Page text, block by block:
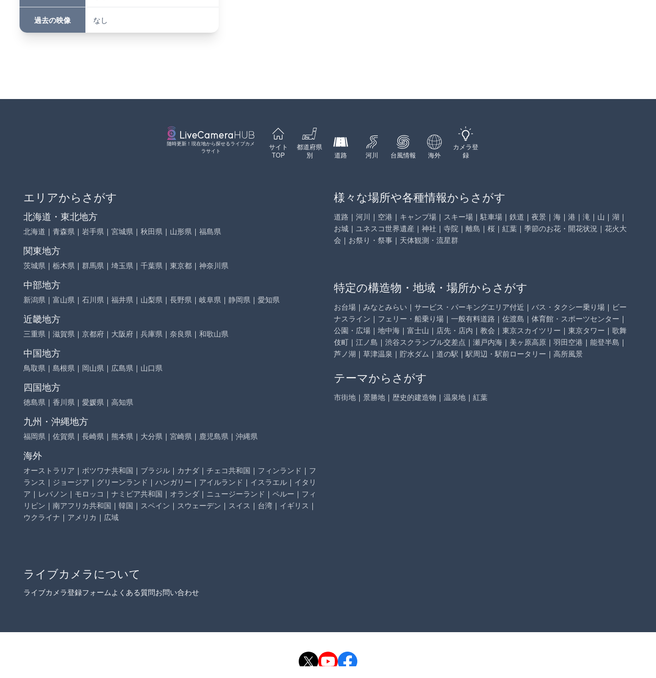
過去の映像 なし
随時更新！現在地から探せるライブカメ
ラサイト
サイト
TOP
都道府県
別
道路 河川 台風情報 海外
カメラ登
録
エリアからさがす
北海道・東北地方
北海道 ｜ 青森県 ｜ 岩手県 ｜ 宮城県 ｜ 秋田県 ｜ 山形県 ｜ 福島県
関東地方
茨城県 ｜ 栃木県 ｜ 群馬県 ｜ 埼玉県 ｜ 千葉県 ｜ 東京都 ｜ 神奈川県
中部地方
新潟県 ｜ 富山県 ｜ 石川県 ｜ 福井県 ｜ 山梨県 ｜ 長野県 ｜ 岐阜県 ｜ 静岡県 ｜ 愛知県
近畿地方
三重県 ｜ 滋賀県 ｜ 京都府 ｜ 大阪府 ｜ 兵庫県 ｜ 奈良県 ｜ 和歌山県
中国地方
鳥取県 ｜ 島根県 ｜ 岡山県 ｜ 広島県 ｜ 山口県
四国地方
徳島県 ｜ 香川県 ｜ 愛媛県 ｜ 高知県
九州・沖縄地方
福岡県 ｜ 佐賀県 ｜ 長崎県 ｜ 熊本県 ｜ 大分県 ｜ 宮崎県 ｜ 鹿児島県 ｜ 沖縄県
海外
オーストラリア ｜ ボツワナ共和国 ｜ ブラジル ｜ カナダ ｜ チェコ共和国 ｜ フィンランド ｜ フ
ランス ｜ ジョージア ｜ グリーンランド ｜ ハンガリー ｜ アイルランド ｜ イスラエル ｜ イタリ
ア ｜ レバノン ｜ モロッコ ｜ ナミビア共和国 ｜ オランダ ｜ ニュージーランド ｜ ペルー ｜ フィ
リピン ｜ 南アフリカ共和国 ｜ 韓国 ｜ スペイン ｜ スウェーデン ｜ スイス ｜ 台湾 ｜ イギリス ｜
ウクライナ ｜ アメリカ ｜ 広域
様々な場所や各種情報からさがす
道路 ｜ 河川 ｜ 空港 ｜ キャンプ場 ｜ スキー場 ｜ 駐車場 ｜ 鉄道 ｜ 夜景 ｜ 海 ｜ 港 ｜ 滝 ｜ 山 ｜ 湖 ｜
お城 ｜ ユネスコ世界遺産 ｜ 神社 ｜ 寺院 ｜ 離島 ｜ 桜 ｜ 紅葉 ｜ 季節のお花・開花状況 ｜ 花火大
会 ｜ お祭り・祭事 ｜ 天体観測・流星群
特定の構造物・地域・場所からさがす
お台場 ｜ みなとみらい ｜ サービス・パーキングエリア付近 ｜ バス・タクシー乗り場 ｜ ビー
ナスライン ｜ フェリー・船乗り場 ｜ 一般有料道路 ｜ 佐渡島 ｜ 体育館・スポーツセンター ｜
公園・広場 ｜ 地中海 ｜ 富士山 ｜ 店先・店内 ｜ 教会 ｜ 東京スカイツリー ｜ 東京タワー ｜ 歌舞
伎町 ｜ 江ノ島 ｜ 渋谷スクランブル交差点 ｜ 瀬戸内海 ｜ 美ヶ原高原 ｜ 羽田空港 ｜ 能登半島 ｜
芦ノ湖 ｜ 草津温泉 ｜ 貯水ダム ｜ 道の駅 ｜ 駅周辺・駅前ロータリー ｜ 高所風景
テーマからさがす
市街地 ｜ 景勝地 ｜ 歴史的建造物 ｜ 温泉地 ｜ 紅葉
ライブカメラについて
ライブカメラ登録フォームよくある質問お問い合わせ